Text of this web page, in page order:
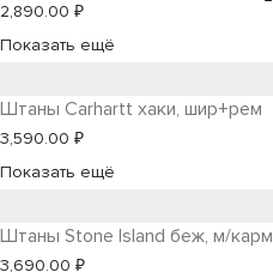
2,890.00 ₽
Показать ещё
Штаны Carhartt хаки, шир+рем
3,590.00 ₽
Показать ещё
Штаны Stone Island беж, м/карм
3,690.00 ₽